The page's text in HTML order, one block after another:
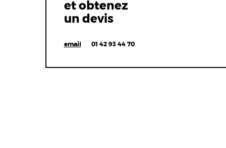
et obtenez
un devis
email 01 42 93 44 70